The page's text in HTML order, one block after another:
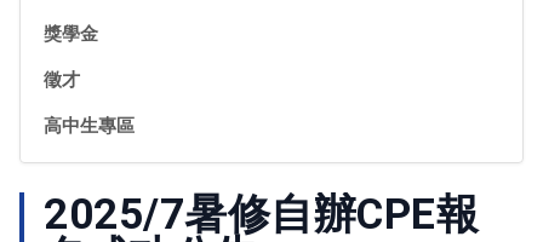
獎學金
徵才
高中生專區
2025/7暑修自辦CPE報